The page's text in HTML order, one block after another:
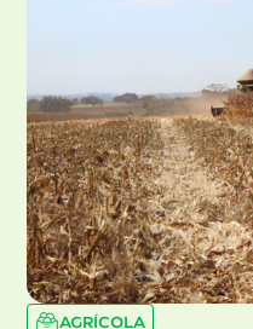
AGRÍCOLA